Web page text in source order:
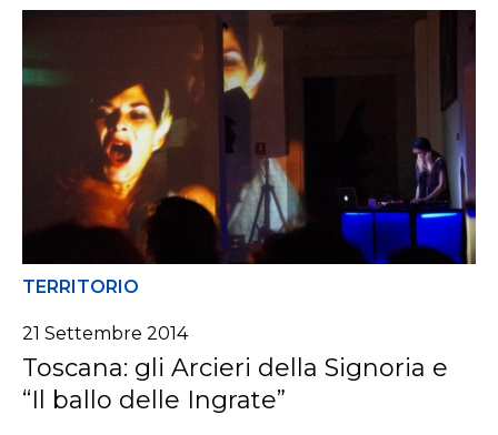
TERRITORIO
21 Settembre 2014
Toscana: gli Arcieri della Signoria e
“Il ballo delle Ingrate”